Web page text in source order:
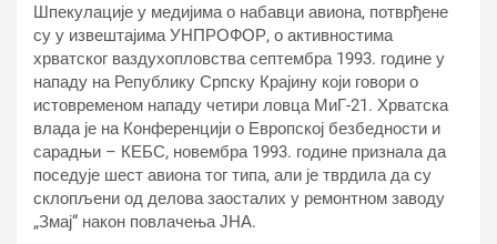
Шпекулације у медијима о набавци авиона, потврђене
су у извештајима УНПРОФОР, о активностима
хрватског ваздухопловства септембра 1993. године у
нападу на Републику Српску Крајину који говори о
истовременом нападу четири ловца МиГ-21. Хрватска
влада је на Конференцији о Европској безбедности и
сарадњи – КЕБС, новембра 1993. године признала да
поседује шест авиона тог типа, али је тврдила да су
склопљени од делова заосталих у ремонтном заводу
„Змај“ након повлачења ЈНА.